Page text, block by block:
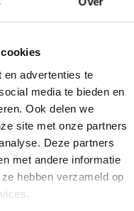
en advertenties te
media te bieden en
Ook delen we
site met onze partners
Deze partners
met andere informatie
hebben verzameld op